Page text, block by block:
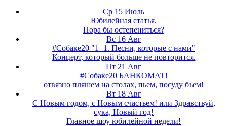
Ср 15 Июль
Юбилейная статья.
Пора бы остепениться?
Вс 16 Авг
#Собаке20 "1+1. Песни, которые с нами"
Концерт, который больше не повторится.
Пт 21 Авг
#Собаке20 БАНКОМАТ!
отвязно пляшем на столах, пьем, посуду бьем!
Вт 18 Авг
С Новым годом, с Новым счастьем! или Здравствуй,
сука, Новый год!
Главное шоу юбилейной недели!